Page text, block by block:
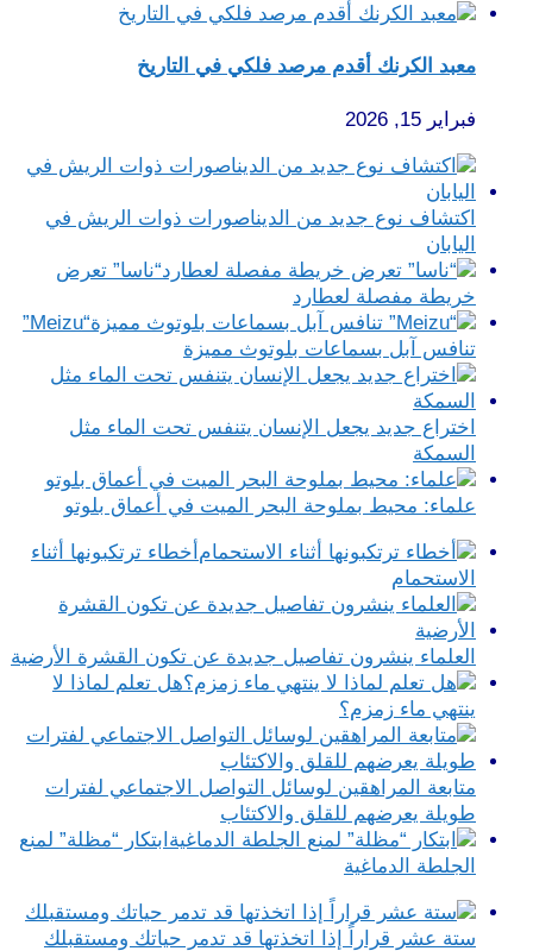
معبد الكرنك أقدم مرصد فلكي في التاريخ
فبراير 15, 2026
اكتشاف نوع جديد من الديناصورات ذوات الريش في
اليابان
“ناسا” تعرض
خريطة مفصلة لعطارد
“Meizu”
تنافس آبل بسماعات بلوتوث مميزة
اختراع جديد يجعل الإنسان يتنفس تحت الماء مثل
السمكة
علماء: محيط بملوحة البحر الميت في أعماق بلوتو
أخطاء ترتكبونها أثناء
الاستحمام
العلماء ينشرون تفاصيل جديدة عن تكون القشرة الأرضية
هل تعلم لماذا لا
ينتهي ماء زمزم؟
متابعة المراهقين لوسائل التواصل الاجتماعي لفترات
طويلة يعرضهم للقلق والاكتئاب
ابتكار “مظلة” لمنع
الجلطة الدماغية
ستة عشر قراراً إذا اتخذتها قد تدمر حياتك ومستقبلك